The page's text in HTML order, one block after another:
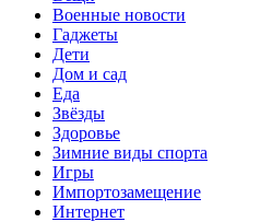
Военные новости
Гаджеты
Дети
Дом и сад
Еда
Звёзды
Здоровье
Зимние виды спорта
Игры
Импортозамещение
Интернет